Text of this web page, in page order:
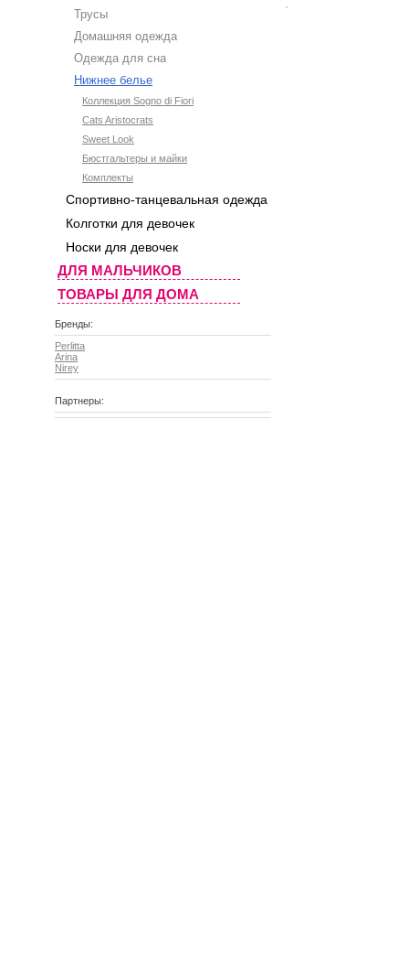
Трусы
Домашняя одежда
Одежда для сна
Нижнее белье
Коллекция Sogno di Fiori
Cats Aristocrats
Sweet Look
Бюстгальтеры и майки
Комплекты
Спортивно-танцевальная одежда
Колготки для девочек
Носки для девочек
ДЛЯ МАЛЬЧИКОВ
ТОВАРЫ ДЛЯ ДОМА
Бренды:
Perlitta
Arina
Nirey
Партнеры: